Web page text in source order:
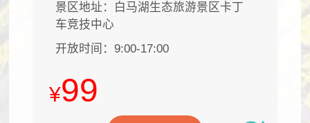
景区地址：白马湖生态旅游景区卡丁
车竞技中心
开放时间：9:00-17:00
¥99